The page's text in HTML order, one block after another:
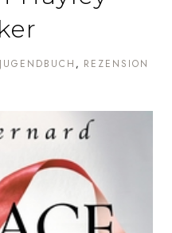
JUGENDBUCH REZENSION